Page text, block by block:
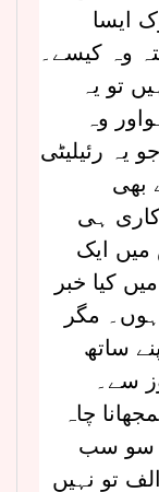
ایسا
وہ کیسے۔
تو یہ
وہ
یہ رئیلیٹی
بھی
ہی
میں ایک
کیا خبر
مگر
ساتھ
سے۔
چاہ
سو سب
تو نہیں